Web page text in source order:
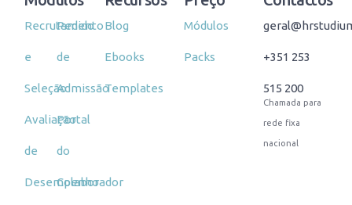
Recrutamento
e
Seleção
Avaliação
de
Desempenho
Pedido
de
Admissão
Portal
do
Colaborador
Blog
Ebooks
Templates
Módulos
Packs +351 253
515 200
Chamada para
rede fixa
nacional